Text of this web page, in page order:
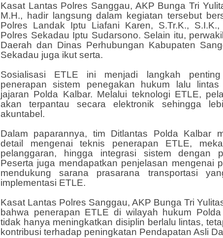
Kasat Lantas Polres Sanggau, AKP Bunga Tri
M.H., hadir langsung dalam kegiatan tersebut
Polres Landak Iptu Liafani Karen, S.Tr.K.,
Polres Sekadau Iptu Sudarsono. Selain itu,
Daerah dan Dinas Perhubungan Kabupaten
Sekadau juga ikut serta.
Sosialisasi ETLE ini menjadi langkah
penerapan sistem penegakan hukum lalu
jajaran Polda Kalbar. Melalui teknologi ETLE,
akan terpantau secara elektronik sehingga
akuntabel.
Dalam paparannya, tim Ditlantas Polda Kalbar
detail mengenai teknis penerapan ETLE,
pelanggaran, hingga integrasi sistem dengan
Peserta juga mendapatkan penjelasan mengenai
mendukung sarana prasarana transportasi
implementasi ETLE.
Kasat Lantas Polres Sanggau, AKP Bunga Tri
bahwa penerapan ETLE di wilayah hukum
tidak hanya meningkatkan disiplin berlalu lintas,
kontribusi terhadap peningkatan Pendapatan Asli